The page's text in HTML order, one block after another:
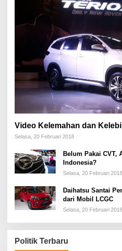
Video Kelemahan dan
Selasa, 20 Februari 2018
Belum Pakai CVT,
Indonesia?
Selasa, 20 Februari 2018
Daihatsu Santai
dari Mobil LCGC
Selasa, 20 Februari 2018
Politik Terbaru